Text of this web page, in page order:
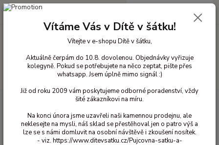
+420 603 818 836
0 Kč
Bavlněné oblečení pro děti Sukně bavlna
140/146
Vítáme Vás v Dítě v šátku!
Vítejte v e-shopu Dítě v šátku,
Aktuálně čerpám do 10.8. dovolenou. Objednávky vyřizuje
kolegyně. Pokud se potřebujete na něco zeptat, pište přes
whatsapp. Jsem úplně mimo signál :)
Již od roku 2009 vám poskytujeme odborné poradenství, vždy
šité zákazníkovi na míru.
Na konci února jsme uzavřeli naši kamennou prodejnu, ale
neklesejte na mysli, náš sklad se přestěhoval jen o patro výš a
lze se s námi domluvit na osobní návštěvě i zkoušení nosítek.
- viz. https://www.ditevsatku.cz/Pujcovna-satku-a-